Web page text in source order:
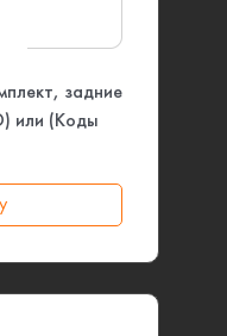
задние
или (Коды